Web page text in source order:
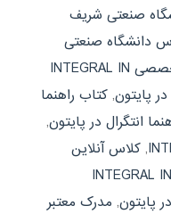
صنعتی شریف
دانشگاه صنعتی
کارگاه تخصصی INTEGRAL IN
پایتون, کتاب راهنما
انتگرال در پایتون,
, کلاس آنلاین
کلاس دانشگاه INTEGRAL IN
پایتون, مدرک معتبر